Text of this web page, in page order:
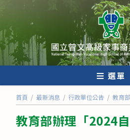
轉
至
主
要
內
選單
首頁 / 最新消息 / 行政單位公告 / 教育
教育部辦理「2024自